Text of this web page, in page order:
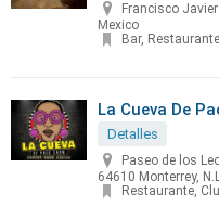
Francisco
Mexico
Bar,
La Cueva De
Detalles
Paseo de los
64610 Monterrey,
Restaurante,